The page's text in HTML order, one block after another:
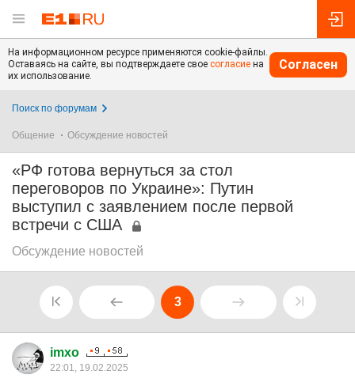
На информационном ресурсе применяются cookie-файлы.
Оставаясь на сайте, вы подтверждаете свое согласие на
их использование.
Согласен
Поиск по форумам
Общение Обсуждение новостей
«РФ готова вернуться за стол
переговоров по Украине»: Путин
выступил с заявлением после первой
встречи с США
Обсуждение новостей
3
imxo
22:01, 19.02.2025